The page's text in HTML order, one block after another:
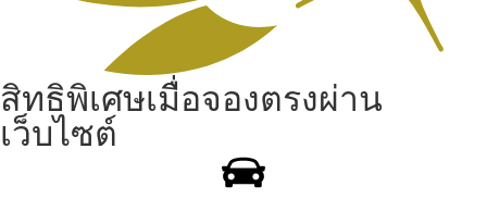
สิทธิพิเศษเมื่อจองตรงผ่าน
เว็บไซต์